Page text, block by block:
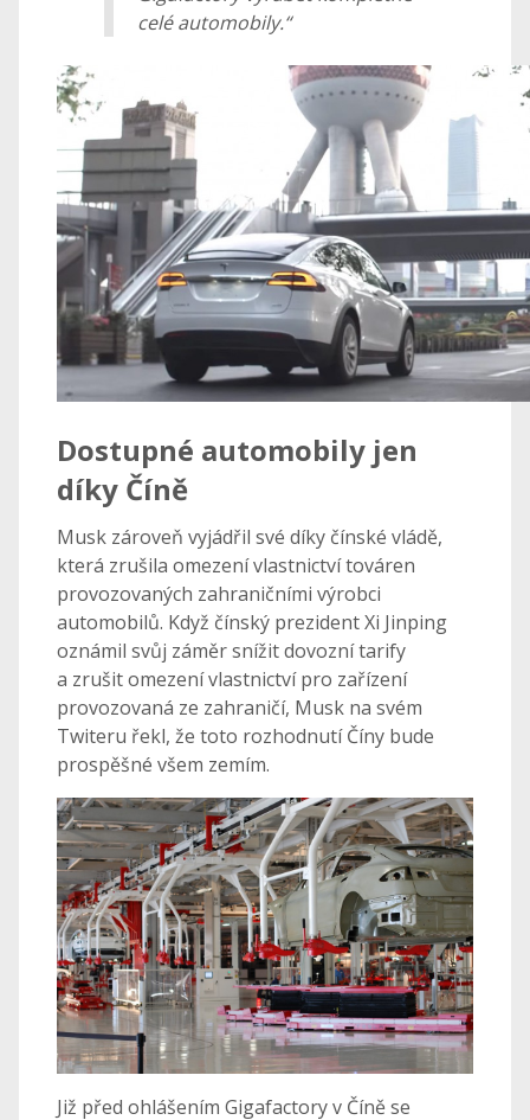
celé automobily.“
Dostupné automobily jen
díky Číně
Musk zároveň vyjádřil své díky čínské vládě,
která zrušila omezení vlastnictví továren
provozovaných zahraničními výrobci
automobilů. Když čínský prezident Xi Jinping
oznámil svůj záměr snížit dovozní tarify
a zrušit omezení vlastnictví pro zařízení
provozovaná ze zahraničí, Musk na svém
Twiteru řekl, že toto rozhodnutí Číny bude
prospěšné všem zemím.
Již před ohlášením Gigafactory v Číně se